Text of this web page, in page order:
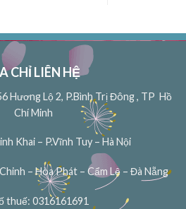
CHỈ LIÊN HỆ
Hương Lộ 2, P.Bình Trị Đông , TP Hồ
Chí Minh
Khai – P.Vĩnh Tuy – Hà Nội
– Hòa Phát – Cẩm Lệ – Đà Nẵng
thuế: 0316161691